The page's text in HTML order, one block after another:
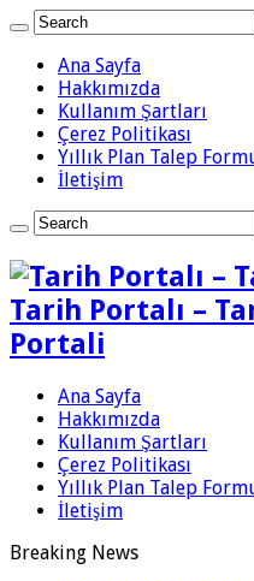
Ana Sayfa
Hakkımızda
Kullanım Şartları
Çerez Politikası
Yıllık Plan Talep
İletişim
Tarih Portalı –
Portali
Ana Sayfa
Hakkımızda
Kullanım Şartları
Çerez Politikası
Yıllık Plan Talep
İletişim
Breaking News